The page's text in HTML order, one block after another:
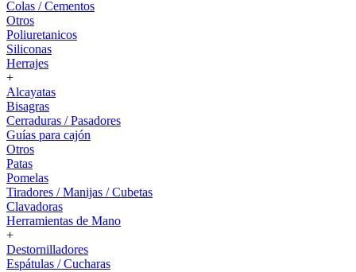
Colas / Cementos
Otros
Poliuretanicos
Siliconas
Herrajes
+
Alcayatas
Bisagras
Cerraduras / Pasadores
Guías para cajón
Otros
Patas
Pomelas
Tiradores / Manijas / Cubetas
Clavadoras
Herramientas de Mano
+
Destornilladores
Espátulas / Cucharas